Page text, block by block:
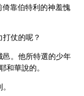
靠伯特利的神羞愧
仗的呢？
。他所特選的少年
和華說的。